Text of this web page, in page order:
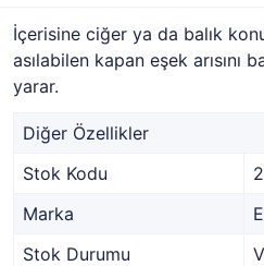
İçerisine ciğer ya da balık
asılabilen kapan eşek arısını
yarar.
Diğer Özellikler
Stok Kodu
Marka
Stok Durumu